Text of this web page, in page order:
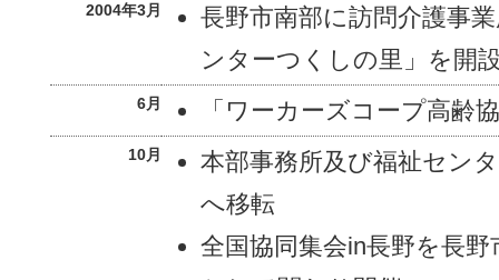
2004年3月
長野市南部に訪問介護事
ンターつくしの里」を開
6月 「ワーカーズコープ高齢
10月
本部事務所及び福祉セン
へ移転
全国協同集会in長野を長